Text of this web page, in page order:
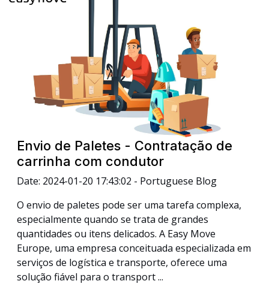
Envio de Paletes - Contratação de
carrinha com condutor
Date: 2024-01-20 17:43:02 - Portuguese Blog
O envio de paletes pode ser uma tarefa complexa,
especialmente quando se trata de grandes
quantidades ou itens delicados. A Easy Move
Europe, uma empresa conceituada especializada em
serviços de logística e transporte, oferece uma
solução fiável para o transport ...